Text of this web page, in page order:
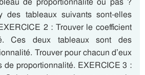
tableaux suivants sont-elles
2 : Trouver le coefficient
Ces deux tableaux sont des
Trouver pour chacun d’eux
de proportionnalité. EXERCICE 3 :